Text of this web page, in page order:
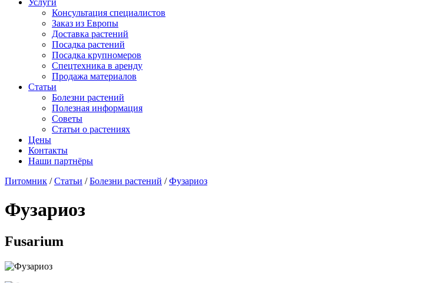
Услуги
Консультация специалистов
Заказ из Европы
Доставка растений
Посадка растений
Посадка крупномеров
Спецтехника в аренду
Продажа материалов
Статьи
Болезни растений
Полезная информация
Советы
Статьи о растениях
Цены
Контакты
Наши партнёры
Питомник /Статьи /Болезни растений /Фузариоз
Фузариоз
Fusarium